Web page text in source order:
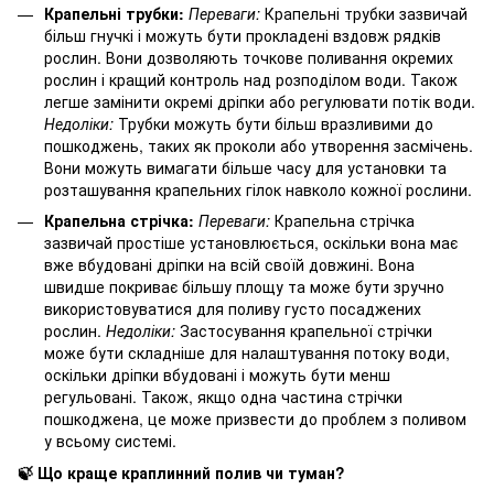
Крапельні трубки: Переваги: Крапельні трубки зазвичай
більш гнучкі і можуть бути прокладені вздовж рядків
рослин. Вони дозволяють точкове поливання окремих
рослин і кращий контроль над розподілом води. Також
легше замінити окремі дріпки або регулювати потік води.
Недоліки: Трубки можуть бути більш вразливими до
пошкоджень, таких як проколи або утворення засмічень.
Вони можуть вимагати більше часу для установки та
розташування крапельних гілок навколо кожної рослини.
Крапельна стрічка: Переваги: Крапельна стрічка
зазвичай простіше установлюється, оскільки вона має
вже вбудовані дріпки на всій своїй довжині. Вона
швидше покриває більшу площу та може бути зручно
використовуватися для поливу густо посаджених
рослин. Недоліки: Застосування крапельної стрічки
може бути складніше для налаштування потоку води,
оскільки дріпки вбудовані і можуть бути менш
регульовані. Також, якщо одна частина стрічки
пошкоджена, це може призвести до проблем з поливом
у всьому системі.
🍃 Що краще краплинний полив чи туман?